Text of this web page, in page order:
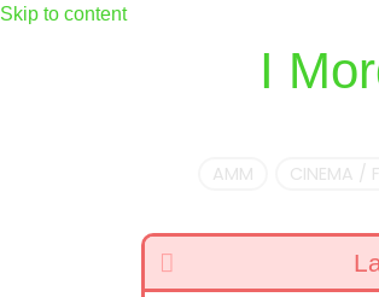
Skip to content
I
AMM CINEMA /